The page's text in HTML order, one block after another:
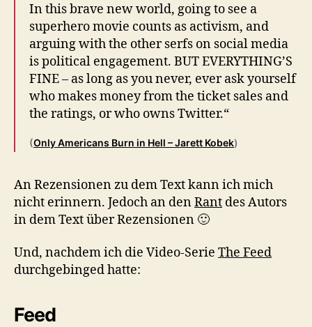
In this brave new world, going to see a
superhero movie counts as activism, and
arguing with the other serfs on social media
is political engagement. BUT EVERYTHING’S
FINE – as long as you never, ever ask yourself
who makes money from the ticket sales and
the ratings, or who owns Twitter.“
(Only Americans Burn in Hell – Jarett Kobek)
An Rezensionen zu dem Text kann ich mich
nicht erinnern. Jedoch an denRant des Autors
in dem Text über Rezensionen 🙂
Und, nachdem ich die Video-Serie The Feed
durchgebinged hatte:
Feed